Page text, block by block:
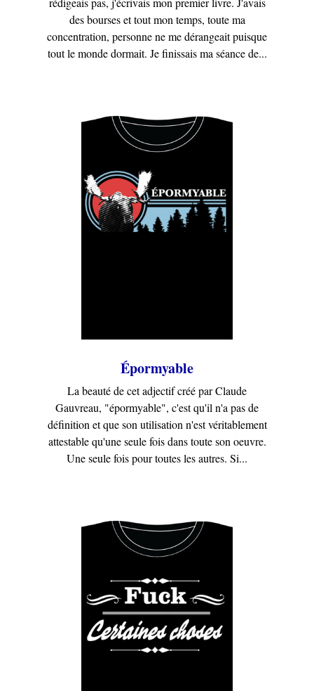
des bourses et tout mon temps, toute ma
concentration, personne ne me dérangeait puisque
tout le monde dormait. Je finissais ma séance de...
Épormyable
La beauté de cet adjectif créé par Claude
Gauvreau, "épormyable", c'est qu'il n'a pas de
définition et que son utilisation n'est véritablement
attestable qu'une seule fois dans toute son oeuvre.
Une seule fois pour toutes les autres. Si...